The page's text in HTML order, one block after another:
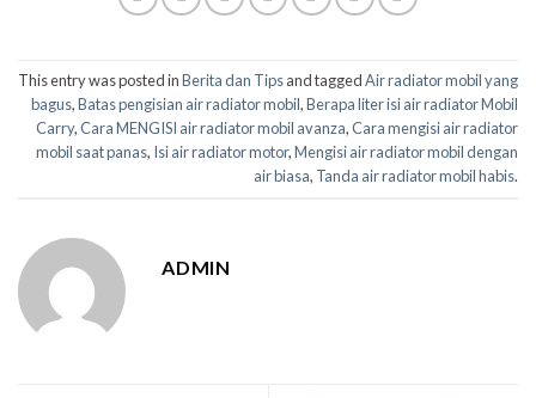
This entry was posted inBerita dan Tipsand taggedAir radiator mobil yang
bagus,Batas pengisian air radiator mobil,Berapa liter isi air radiator Mobil
Carry,Cara MENGISI air radiator mobil avanza,Cara mengisi air radiator
mobil saat panas, Isi air radiator motor,Mengisi air radiator mobil dengan
air biasa, Tanda air radiator mobil habis.
ADMIN